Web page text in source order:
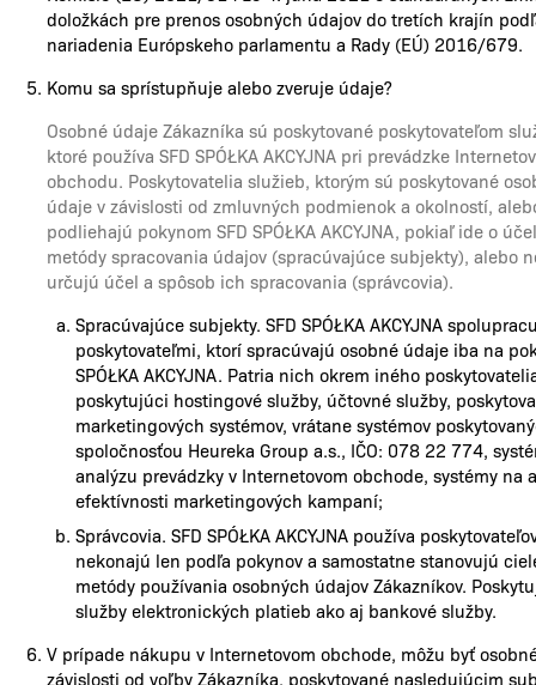
doložkách pre prenos osobných údajov do tretích krajín
nariadenia Európskeho parlamentu a Rady (EÚ) 2016/679.
Komu sa sprístupňuje alebo zveruje údaje?
Osobné údaje Zákazníka sú poskytované poskytovateľom
ktoré používa SFD SPÓŁKA AKCYJNA pri prevádzke
obchodu. Poskytovatelia služieb, ktorým sú poskytované
údaje v závislosti od zmluvných podmienok a okolností,
podliehajú pokynom SFD SPÓŁKA AKCYJNA, pokiaľ ide o
metódy spracovania údajov (spracúvajúce subjekty), alebo
určujú účel a spôsob ich spracovania (správcovia).
Spracúvajúce subjekty. SFD SPÓŁKA AKCYJNA
poskytovateľmi, ktorí spracúvajú osobné údaje iba na
SPÓŁKA AKCYJNA. Patria nich okrem iného
poskytujúci hostingové služby, účtovné služby,
marketingových systémov, vrátane systémov
spoločnosťou Heureka Group a.s., IČO: 078 22 774,
analýzu prevádzky v Internetovom obchode, systémy na
efektívnosti marketingových kampaní;
Správcovia. SFD SPÓŁKA AKCYJNA používa
nekonajú len podľa pokynov a samostatne stanovujú
metódy používania osobných údajov Zákazníkov.
služby elektronických platieb ako aj bankové služby.
V prípade nákupu v Internetovom obchode, môžu byť
závislosti od voľby Zákazníka, poskytované nasledujúcim